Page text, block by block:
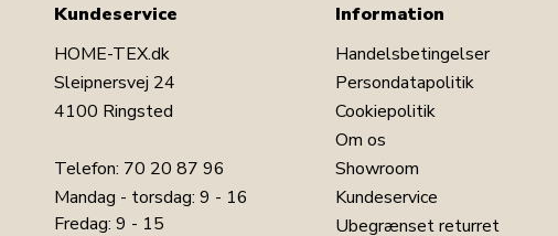
Kundeservice
HOME-TEX.dk
Sleipnersvej 24
4100 Ringsted
Telefon: 70 20 87 96
Mandag - torsdag: 9 - 16
Fredag: 9 - 15
Information
Handelsbetingelser
Persondatapolitik
Cookiepolitik
Om os
Showroom
Kundeservice
Ubegrænset returret